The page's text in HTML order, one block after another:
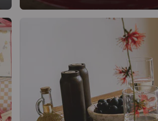
La série Anton apporte un
mettant le teckel à l'honneur.
forment un ensemble accessible
En savoir plus